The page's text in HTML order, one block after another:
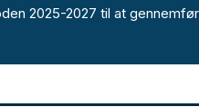
2025-2027 til at